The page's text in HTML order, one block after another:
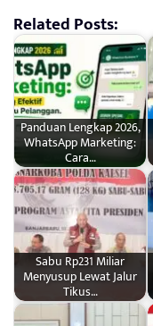
Related Posts:
Panduan Lengkap 2026,
WhatsApp Marketing:
Cara…
Sabu Rp231 Miliar
Menyusup Lewat Jalur
Tikus…